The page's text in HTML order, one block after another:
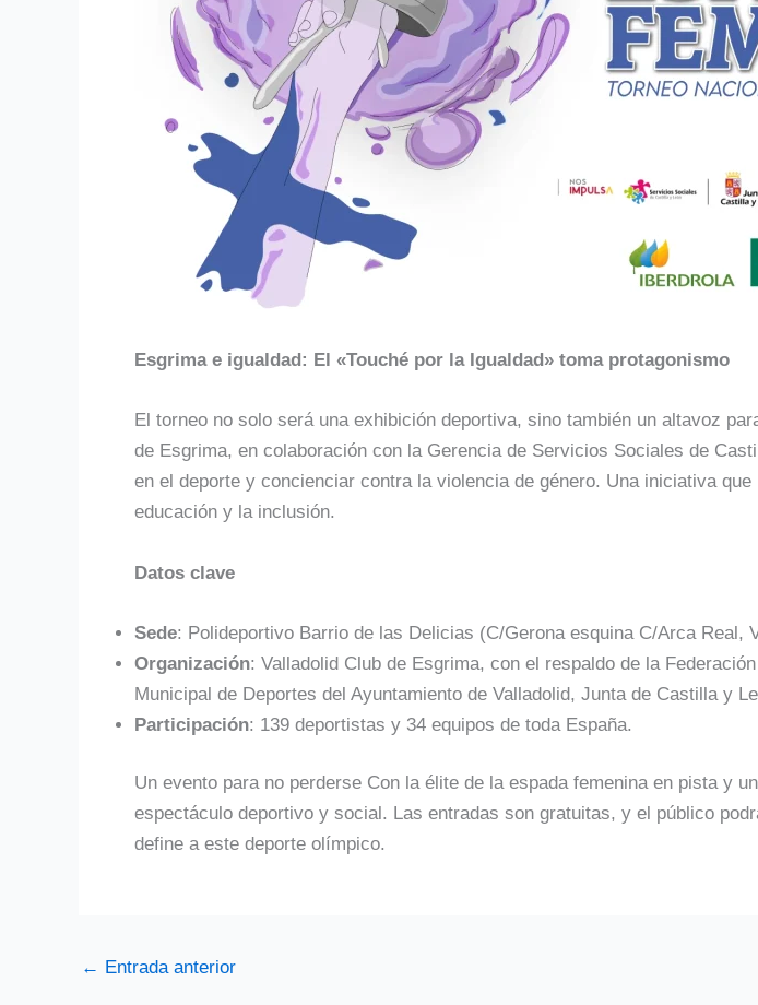
Esgrima e igualdad: El «Touché por la Igualdad» toma protagonismo
El torneo no solo será una exhibición deportiva, sino también un altavoz
de Esgrima, en colaboración con la Gerencia de Servicios Sociales de
en el deporte y concienciar contra la violencia de género. Una iniciativa
educación y la inclusión.
Datos clave
Sede: Polideportivo Barrio de las Delicias (C/Gerona esquina C/Arca Real,
Organización: Valladolid Club de Esgrima, con el respaldo de la
Municipal de Deportes del Ayuntamiento de Valladolid, Junta de Castilla y
Participación: 139 deportistas y 34 equipos de toda España.
Un evento para no perderse Con la élite de la espada femenina en pista y
espectáculo deportivo y social. Las entradas son gratuitas, y el público
define a este deporte olímpico.
← Entrada anterior